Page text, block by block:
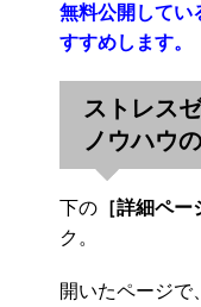
無料公開してい
すすめします。
ストレス
ノウハウ
下の ［詳細ペー
ク。
開いたページで